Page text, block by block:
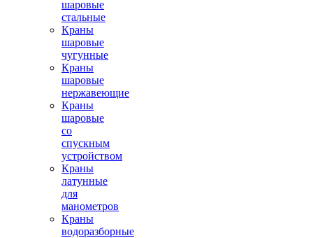
шаровые
стальные
Краны
шаровые
чугунные
Краны
шаровые
нержавеющие
Краны
шаровые
со
спускным
устройством
Краны
латунные
для
манометров
Краны
водоразборные